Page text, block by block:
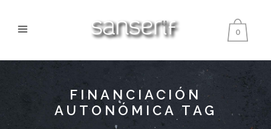
0
FINANCIACIÓN
AUTONÓMICA TAG